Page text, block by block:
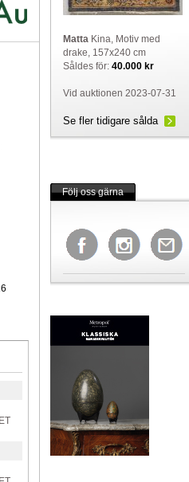
MattaKina, Motiv med
drake, 157x240 cm
Såldes för: 40.000 kr
Vid auktionen 2023-07-31
Se fler tidigare sålda
Följ oss gärna